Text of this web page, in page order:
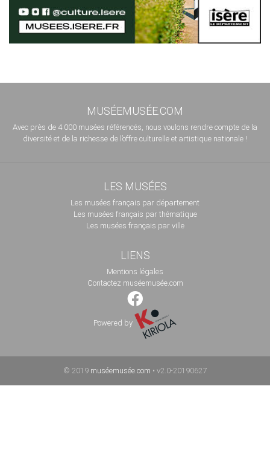
MUSÉEMUSÉE.COM
Avec près de 4 000 musées référencés, nous voulons rendre compte de la
diversité et de la richesse de l’offre culturelle et artistique nationale !
LES MUSÉES
Les musées français par département
Les musées français par thématique
Les musées français par ville
LIENS
Mentions légales
Contactez muséemusée.com
Powered by
© 2019 muséemusée.com • v2.0-20190627